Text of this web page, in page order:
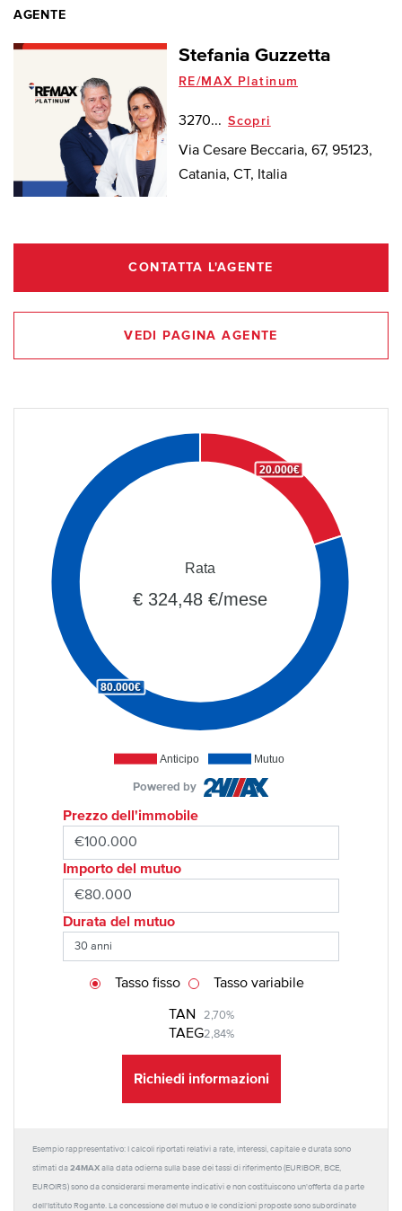
AGENTE
Stefania Guzzetta
RE/MAX Platinum
3270... Scopri
Via Cesare Beccaria, 67, 95123,
Catania, CT, Italia
CONTATTA L'AGENTE
VEDI PAGINA AGENTE
Anticipo Mutuo
20.000€
80.000€
Rata
€ 324,48 €/mese
Powered by
Prezzo dell'immobile
Importo del mutuo
Durata del mutuo
TAN 2,70%
TAEG2,84%
Tasso fisso Tasso variabile
Richiedi informazioni
Esempio rappresentativo: I calcoli riportati relativi a rate, interessi, capitale e durata sono
stimati da 24MAX alla data odierna sulla base dei tassi di riferimento (EURIBOR, BCE,
EUROIRS) sono da considerarsi meramente indicativi e non costituiscono un'offerta da parte
dell'Istituto Rogante. La concessione del mutuo e le condizioni proposte sono subordinate